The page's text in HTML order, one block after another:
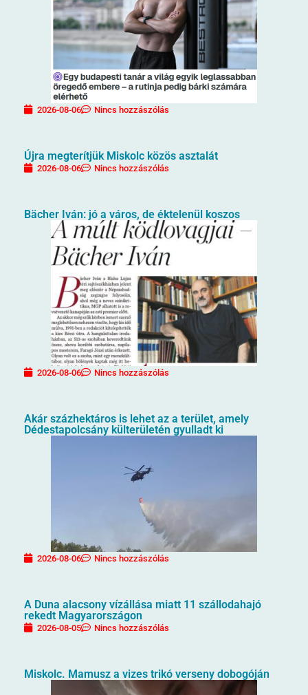
2026-08-06 Nincs hozzászólás
Újra megterítjük Miskolc közös asztalát
2026-08-06 Nincs hozzászólás
Bächer Iván: jó a város, de éktelenül koszos
2026-08-06 Nincs hozzászólás
Akár százhektáros is lehet az a terület, amely
Dédestapolcsány külterületén gyulladt ki
2026-08-06 Nincs hozzászólás
A Duna alacsony vízállása miatt 11 szállodahajó
rekedt Magyarországon
2026-08-05 Nincs hozzászólás
Miskolc. Mamusz a vizes trikó verseny dobogóján